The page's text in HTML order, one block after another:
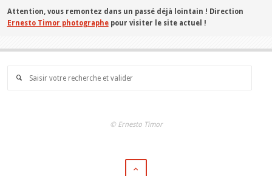
Attention, vous remontez dans un passé déjà lointain ! Direction
Ernesto Timor photographepour visiter le site actuel !
© Ernesto Timor